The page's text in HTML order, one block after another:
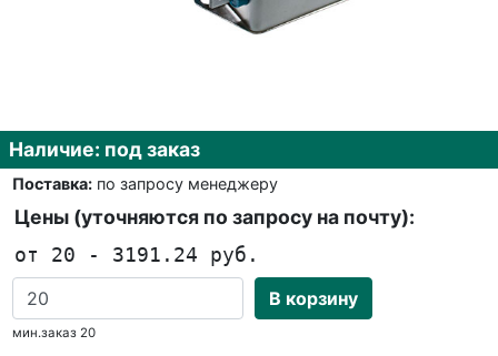
Наличие: под заказ
Поставка:по запросу менеджеру
Цены (уточняются по запросу на почту):
от 20 - 3191.24 руб.
В корзину
мин.заказ 20